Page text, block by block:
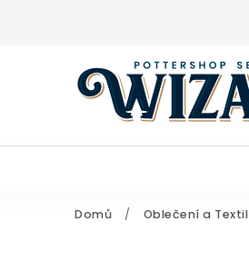
Domů / Oblečení a Textil